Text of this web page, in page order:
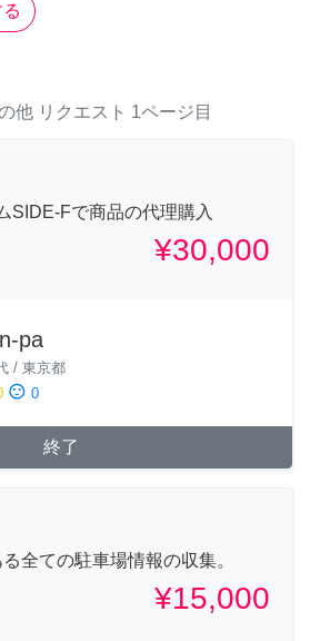
他 リクエスト 1ページ目
SIDE-Fで商品の代理購入
¥30,000
pa
/ 東京都
sentiment_dissatisfied 0
終了
全ての駐車場情報の収集。
¥15,000